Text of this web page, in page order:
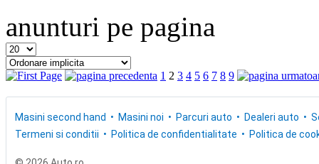
anunturi pe pagina
1 2 3 4 5 6 7 8 9
Masini second hand Masini noi Parcuri auto Dealeri auto
Termeni si conditii
Politica de confidentialitate Politica de